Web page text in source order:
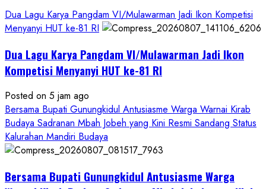
Dua Lagu Karya Pangdam VI/Mulawarman Jadi Ikon Kompetisi
Menyanyi HUT ke-81 RI
Dua Lagu Karya Pangdam VI/Mulawarman Jadi Ikon
Kompetisi Menyanyi HUT ke-81 RI
Posted on 5 jam ago
Bersama Bupati Gunungkidul Antusiasme Warga Warnai Kirab
Budaya Sadranan Mbah Jobeh yang Kini Resmi Sandang Status
Kalurahan Mandiri Budaya
Bersama Bupati Gunungkidul Antusiasme Warga